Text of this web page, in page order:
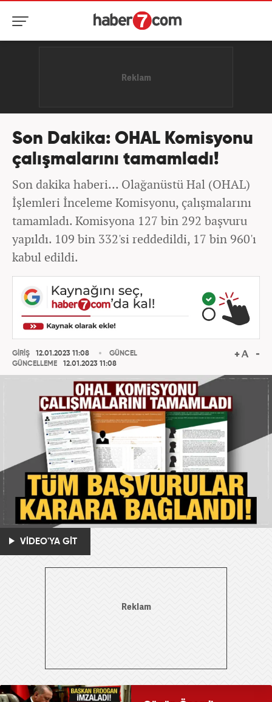
Son Dakika: OHAL Komisyonu
çalışmalarını tamamladı!
Son dakika haberi... Olağanüstü Hal (OHAL)
İşlemleri İnceleme Komisyonu, çalışmalarını
tamamladı. Komisyona 127 bin 292 başvuru
yapıldı. 109 bin 332'si reddedildi, 17 bin 960'ı
kabul edildi.
GİRİŞ
12.01.2023 11:08
GÜNCELLEME
12.01.2023 11:08
GÜNCEL
VİDEO'YA GİT